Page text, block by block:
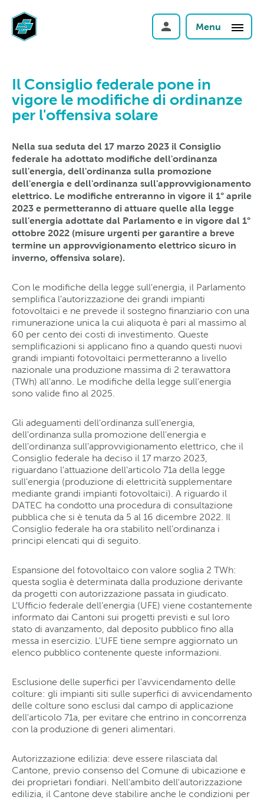
Menu
Il Consiglio federale pone in
vigore le modifiche di ordinanze
per l'offensiva solare
Nella sua seduta del 17 marzo 2023 il Consiglio
federale ha adottato modifiche dell'ordinanza
sull'energia, dell'ordinanza sulla promozione
dell'energia e dell'ordinanza sull'approvvigionamento
elettrico. Le modifiche entreranno in vigore il 1° aprile
2023 e permetteranno di attuare quelle alla legge
sull'energia adottate dal Parlamento e in vigore dal 1°
ottobre 2022 (misure urgenti per garantire a breve
termine un approvvigionamento elettrico sicuro in
inverno, offensiva solare).
Con le modifiche della legge sull'energia, il Parlamento
semplifica l'autorizzazione dei grandi impianti
fotovoltaici e ne prevede il sostegno finanziario con una
rimunerazione unica la cui aliquota è pari al massimo al
60 per cento dei costi di investimento. Queste
semplificazioni si applicano fino a quando questi nuovi
grandi impianti fotovoltaici permetteranno a livello
nazionale una produzione massima di 2 terawattora
(TWh) all'anno. Le modifiche della legge sull'energia
sono valide fino al 2025.
Gli adeguamenti dell'ordinanza sull'energia,
dell'ordinanza sulla promozione dell'energia e
dell'ordinanza sull'approvvigionamento elettrico, che il
Consiglio federale ha deciso il 17 marzo 2023,
riguardano l'attuazione dell'articolo 71a della legge
sull'energia (produzione di elettricità supplementare
mediante grandi impianti fotovoltaici). A riguardo il
DATEC ha condotto una procedura di consultazione
pubblica che si è tenuta da 5 al 16 dicembre 2022. Il
Consiglio federale ha ora stabilito nell'ordinanza i
principi elencati qui di seguito.
Espansione del fotovoltaico con valore soglia 2 TWh:
questa soglia è determinata dalla produzione derivante
da progetti con autorizzazione passata in giudicato.
L'Ufficio federale dell'energia (UFE) viene costantemente
informato dai Cantoni sui progetti previsti e sul loro
stato di avanzamento, dal deposito pubblico fino alla
messa in esercizio. L'UFE tiene sempre aggiornato un
elenco pubblico contenente queste informazioni.
Esclusione delle superfici per l'avvicendamento delle
colture: gli impianti siti sulle superfici di avvicendamento
delle colture sono esclusi dal campo di applicazione
dell'articolo 71a, per evitare che entrino in concorrenza
con la produzione di generi alimentari.
Autorizzazione edilizia: deve essere rilasciata dal
Cantone, previo consenso del Comune di ubicazione e
dei proprietari fondiari. Nell'ambito dell'autorizzazione
edilizia, il Cantone deve stabilire anche le condizioni per